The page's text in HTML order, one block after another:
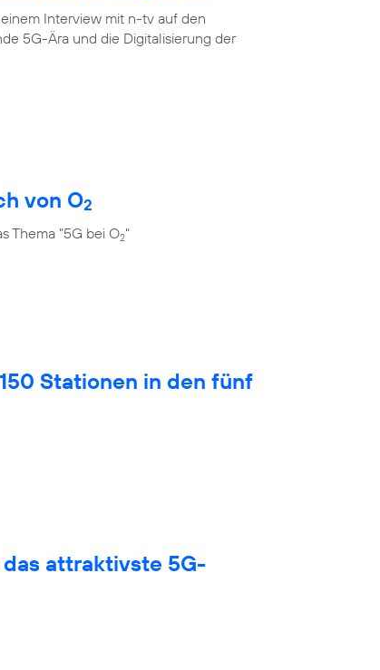
Interview mit n-tv auf den
5G-Ära und die Digitalisierung der
von O2
Thema "5G bei O2"
Stationen in den fünf
attraktivste 5G-